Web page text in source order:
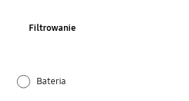
Filtrowanie
Bateria